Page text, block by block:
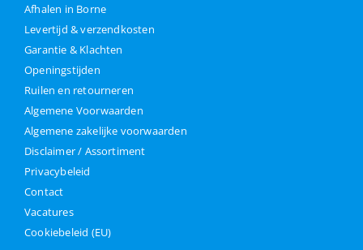
Afhalen in Borne
Levertijd & verzendkosten
Garantie & Klachten
Openingstijden
Ruilen en retourneren
Algemene Voorwaarden
Algemene zakelijke voorwaarden
Disclaimer / Assortiment
Privacybeleid
Contact
Vacatures
Cookiebeleid (EU)